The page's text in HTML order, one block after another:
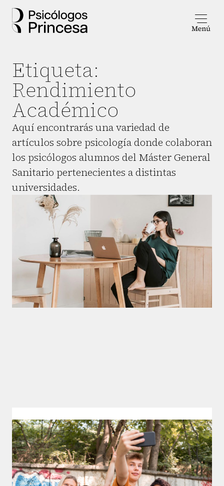
Etiqueta:
Rendimiento
Académico
Aquí encontrarás una variedad de
artículos sobre psicología donde colaboran
los psicólogos alumnos del Máster General
Sanitario pertenecientes a distintas
universidades.